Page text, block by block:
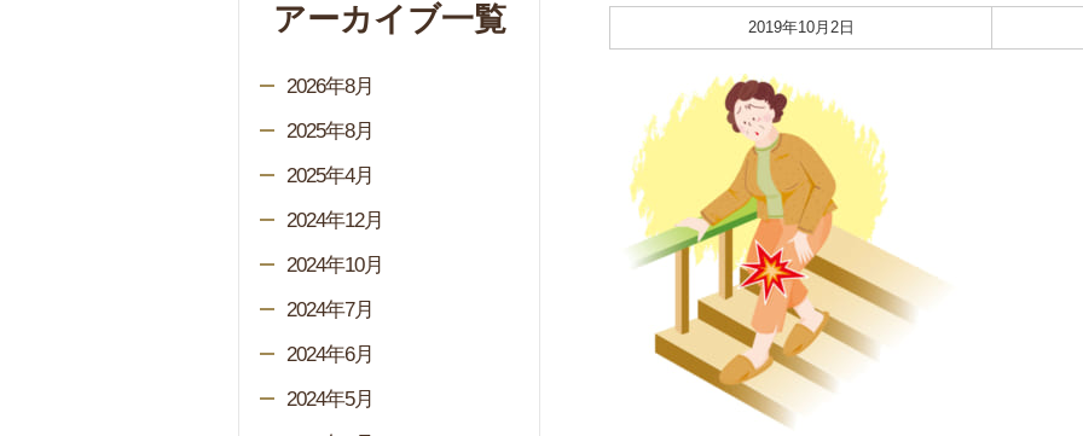
2019年10月2日
アーカイブ一覧
2026年8月
2025年8月
2025年4月
2024年12月
2024年10月
2024年7月
2024年6月
2024年5月